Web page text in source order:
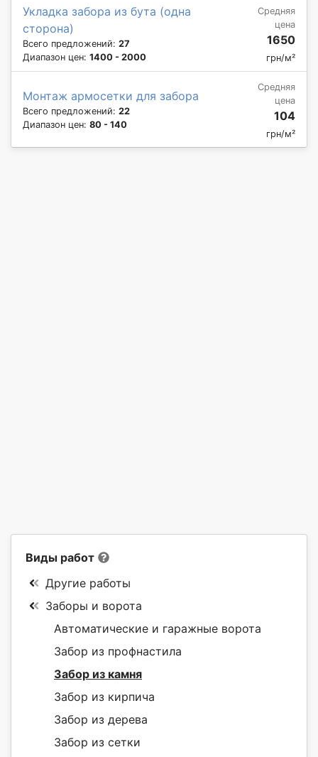
Укладка забора из бута (одна
сторона)
Всего предложений: 27
Диапазон цен: 1400 - 2000
Средняя
цена
1650
грн/м²
Монтаж армосетки для забора
Всего предложений: 22
Диапазон цен: 80 - 140
Средняя
цена
104
грн/м²
Виды работ
Другие работы
Заборы и ворота
Автоматические и гаражные ворота
Забор из профнастила
Забор из камня
Забор из кирпича
Забор из дерева
Забор из сетки